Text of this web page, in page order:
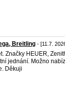
Breitling - [11.7.
Značky HEUER,
jednání. Možno
Děkuji